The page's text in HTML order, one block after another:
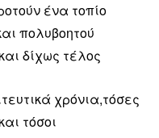
ένα τοπίο
πολυβοητού
δίχως τέλος
χρόνια,τόσες
τόσοι